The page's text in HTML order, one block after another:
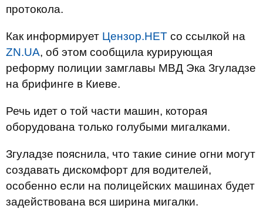
протокола.
Как информирует Цензор.НЕТ со ссылкой на
ZN.UA, об этом сообщила курирующая
реформу полиции замглавы МВД Эка Згуладзе
на брифинге в Киеве.
Речь идет о той части машин, которая
оборудована только голубыми мигалками.
Згуладзе пояснила, что такие синие огни могут
создавать дискомфорт для водителей,
особенно если на полицейских машинах будет
задействована вся ширина мигалки.